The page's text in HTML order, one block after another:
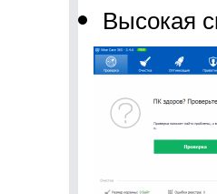
Высокая